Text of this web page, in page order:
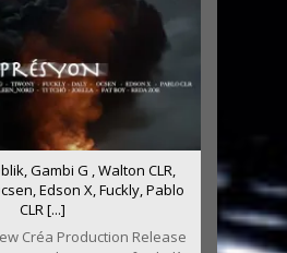
Gambi G , Walton CLR,
Edson X, Fuckly, Pablo
CLR [...]
Créa Production Release